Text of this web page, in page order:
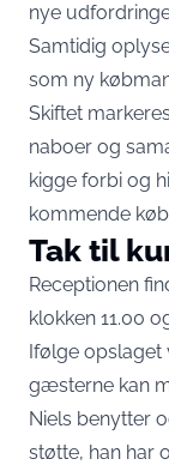
nye
Samtidig
som ny
Skiftet
naboer og
kigge forbi og
kommende
Tak til
Receptionen
klokken 11.00
Ifølge opslaget
gæsterne kan
Niels benytter
støtte, han har